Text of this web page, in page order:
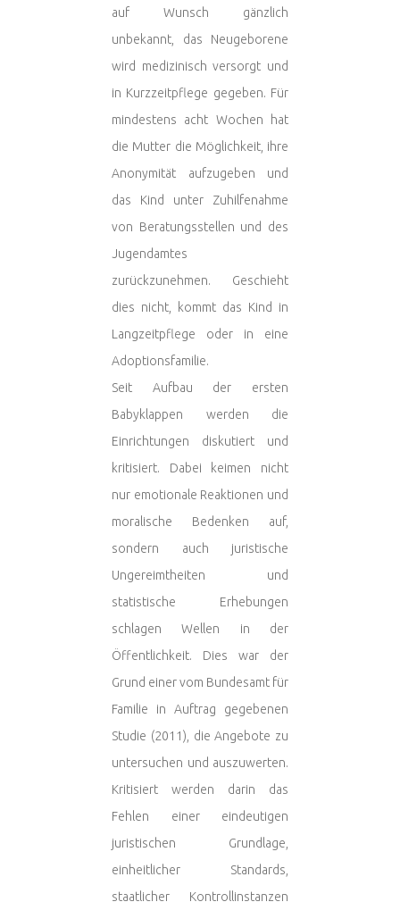
auf Wunsch gänzlich
unbekannt, das Neugeborene
wird medizinisch versorgt und
in Kurzzeitpflege gegeben. Für
mindestens acht Wochen hat
die Mutter die Möglichkeit, ihre
Anonymität aufzugeben und
das Kind unter Zuhilfenahme
von Beratungsstellen und des
Jugendamtes
zurückzunehmen. Geschieht
dies nicht, kommt das Kind in
Langzeitpflege oder in eine
Adoptionsfamilie.
Seit Aufbau der ersten
Babyklappen werden die
Einrichtungen diskutiert und
kritisiert. Dabei keimen nicht
nur emotionale Reaktionen und
moralische Bedenken auf,
sondern auch juristische
Ungereimtheiten und
statistische Erhebungen
schlagen Wellen in der
Öffentlichkeit. Dies war der
Grund einer vom Bundesamt für
Familie in Auftrag gegebenen
Studie (2011), die Angebote zu
untersuchen und auszuwerten.
Kritisiert werden darin das
Fehlen einer eindeutigen
juristischen Grundlage,
einheitlicher Standards,
staatlicher Kontrollinstanzen